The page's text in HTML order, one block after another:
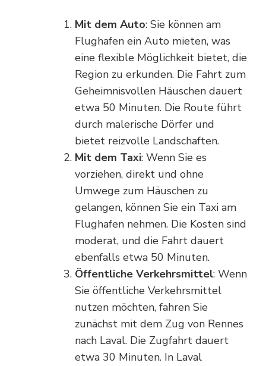
Mit dem Auto: Sie können am
Flughafen ein Auto mieten, was
eine flexible Möglichkeit bietet, die
Region zu erkunden. Die Fahrt zum
Geheimnisvollen Häuschen dauert
etwa 50 Minuten. Die Route führt
durch malerische Dörfer und
bietet reizvolle Landschaften.
Mit dem Taxi: Wenn Sie es
vorziehen, direkt und ohne
Umwege zum Häuschen zu
gelangen, können Sie ein Taxi am
Flughafen nehmen. Die Kosten sind
moderat, und die Fahrt dauert
ebenfalls etwa 50 Minuten.
Öffentliche Verkehrsmittel: Wenn
Sie öffentliche Verkehrsmittel
nutzen möchten, fahren Sie
zunächst mit dem Zug von Rennes
nach Laval. Die Zugfahrt dauert
etwa 30 Minuten. In Laval